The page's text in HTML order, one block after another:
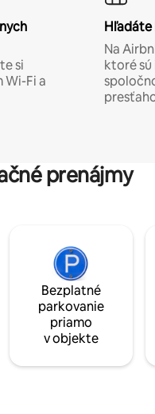
si
Fi a
Hľadáte
Na
ktoré
prenájmy
Bezplatné
parkovanie
priamo
v objekte